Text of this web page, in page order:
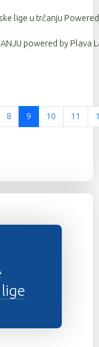
lige u trčanju
powered by Plava
8 9 10 11
lige